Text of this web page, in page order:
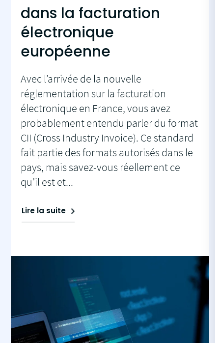
dans la facturation
électronique
européenne
Avec l’arrivée de la nouvelle
réglementation sur la facturation
électronique en France, vous avez
probablement entendu parler du format
CII (Cross Industry Invoice). Ce standard
fait partie des formats autorisés dans le
pays, mais savez-vous réellement ce
qu’il est et...
Lire la suite